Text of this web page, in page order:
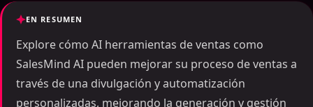
EN RESUMEN
Explore cómo AI herramientas de ventas como
SalesMind AI pueden mejorar su proceso de ventas a
través de una divulgación y automatización
personalizadas, mejorando la generación y gestión